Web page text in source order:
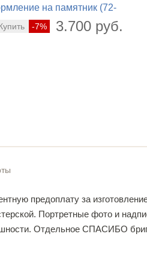
на памятник (72-
-7% 3.700 руб.
предоплату за
Портретные фото и
Отдельное СПАСИБО